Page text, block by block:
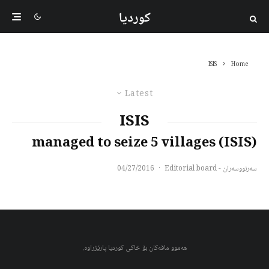
کوردیا
Home
ISIS
Latest
ISIS
(ISIS) managed to seize 5 villages
سەرنووسەران - Editorial board ·
04/27/2016
هەموو مافەکان بۆ خاکی کوردیا پارێزراوە.